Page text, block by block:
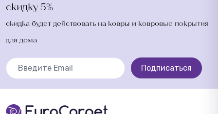
скидку 5%
скидка будет действовать на ковры и ковровые покрытия
для дома
Подписаться